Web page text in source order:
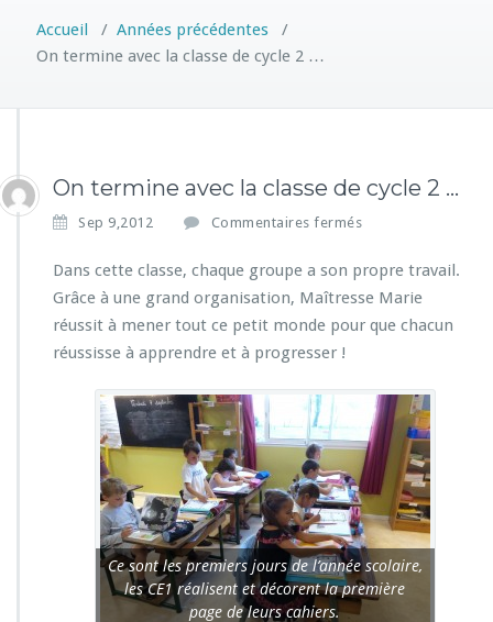
Accueil / Années précédentes /
On termine avec la classe de cycle 2 …
On termine avec la classe de cycle 2 …
Sep 9,2012 Commentaires fermés
r
n
t
m
n
e
a
e
c
l
a
Dans cette classe, chaque groupe a son propre travail.
Grâce à une grand organisation, Maîtresse Marie
réussit à mener tout ce petit monde pour que chacun
réussisse à apprendre et à progresser !
Ce sont les premiers jours de l’année scolaire,
les CE1 réalisent et décorent la première
page de leurs cahiers.